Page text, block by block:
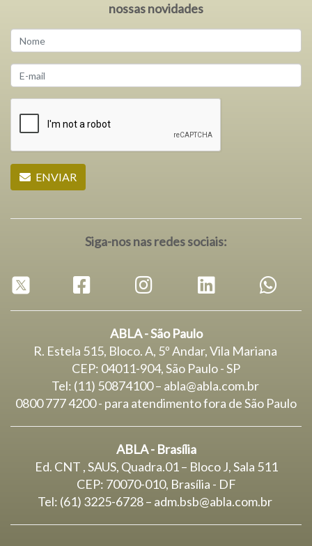
nossas novidades
ENVIAR
Siga-nos nas redes sociais:
ABLA - São Paulo
R. Estela 515, Bloco. A, 5º Andar, Vila Mariana
CEP: 04011-904, São Paulo - SP
Tel: (11) 50874100 – abla@abla.com.br
0800 777 4200 - para atendimento fora de São Paulo
ABLA - Brasília
Ed. CNT , SAUS, Quadra.01 – Bloco J, Sala 511
CEP: 70070-010, Brasília - DF
Tel: (61) 3225-6728 – adm.bsb@abla.com.br